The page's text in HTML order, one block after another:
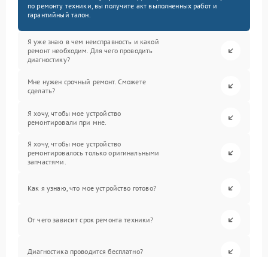
по ремонту техники, вы получите акт выполненных работ и
гарантийный талон.
Я уже знаю в чем неисправность и какой
ремонт необходим. Для чего проводить
диагностику?
Мне нужен срочный ремонт. Сможете
сделать?
Я хочу, чтобы мое устройство
ремонтировали при мне.
Я хочу, чтобы мое устройство
ремонтировалось только оригинальными
запчастями.
Как я узнаю, что мое устройство готово?
От чего зависит срок ремонта техники?
Диагностика проводится бесплатно?